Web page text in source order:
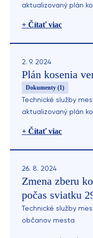
aktualizovaný plán
+ Čítať viac
2. 9. 2024
Plán kosenia
Dokumenty (1)
Technické služby
aktualizovaný plán
+ Čítať viac
26. 8. 2024
Zmena zberu
počas sviatku
Technické služby
občanov mesta